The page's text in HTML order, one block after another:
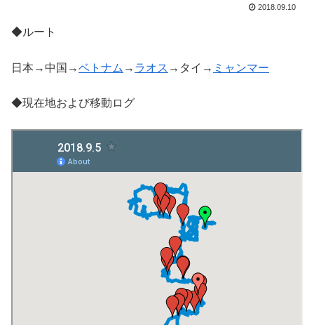
2018.09.10
◆ルート
日本→中国→ベトナム → ラオス →タイ→ ミャンマー
◆現在地および移動ログ